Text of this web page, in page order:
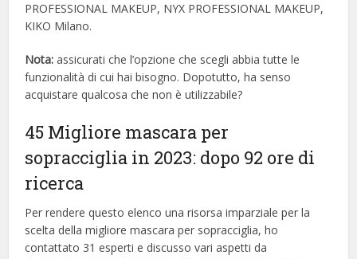
PROFESSIONAL MAKEUP, NYX PROFESSIONAL MAKEUP,
KIKO Milano.
Nota: assicurati che l’opzione che scegli abbia tutte le
funzionalità di cui hai bisogno. Dopotutto, ha senso
acquistare qualcosa che non è utilizzabile?
45 Migliore mascara per
sopracciglia in 2023: dopo 92 ore di
ricerca
Per rendere questo elenco una risorsa imparziale per la
scelta della migliore mascara per sopracciglia, ​​ho
contattato 31 esperti e discusso vari aspetti da